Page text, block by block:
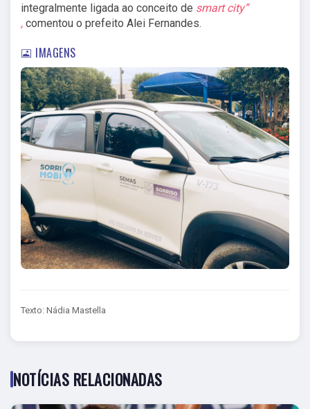
integralmente ligada ao conceito de smart city”
, comentou o prefeito Alei Fernandes.
IMAGENS
Texto: Nádia Mastella
NOTÍCIAS RELACIONADAS